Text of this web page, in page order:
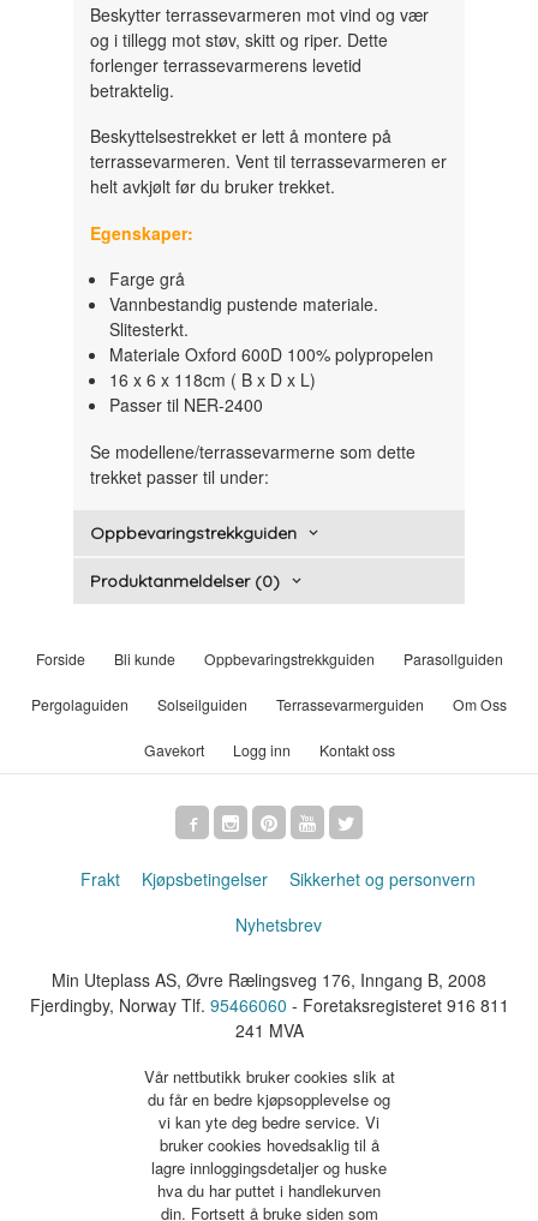
Beskytter terrassevarmeren mot vind og vær
og i tillegg mot støv, skitt og riper. Dette
forlenger terrassevarmerens levetid
betraktelig.
Beskyttelsestrekket er lett å montere på
terrassevarmeren. Vent til terrassevarmeren er
helt avkjølt før du bruker trekket.
Egenskaper:
Farge grå
Vannbestandig pustende materiale.
Slitesterkt.
Materiale Oxford 600D 100% polypropelen
16 x 6 x 118cm ( B x D x L)
Passer til NER-2400
Se modellene/terrassevarmerne som dette
trekket passer til under:
Oppbevaringstrekkguiden
Produktanmeldelser (0)
Forside Bli kunde Oppbevaringstrekkguiden Parasollguiden
Pergolaguiden Solseilguiden Terrassevarmerguiden Om Oss
Gavekort Logg inn Kontakt oss
Frakt Kjøpsbetingelser
Sikkerhet og personvern
Nyhetsbrev
Min Uteplass AS, Øvre Rælingsveg 176, Inngang B, 2008
Fjerdingby, Norway Tlf. 95466060 - Foretaksregisteret 916 811
241 MVA
Vår nettbutikk bruker cookies slik at
du får en bedre kjøpsopplevelse og
vi kan yte deg bedre service. Vi
bruker cookies hovedsaklig til å
lagre innloggingsdetaljer og huske
hva du har puttet i handlekurven
din. Fortsett å bruke siden som